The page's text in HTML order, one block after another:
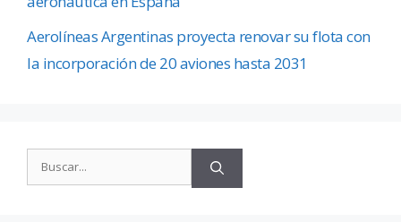
Aerolíneas Argentinas proyecta renovar su flota con
la incorporación de 20 aviones hasta 2031